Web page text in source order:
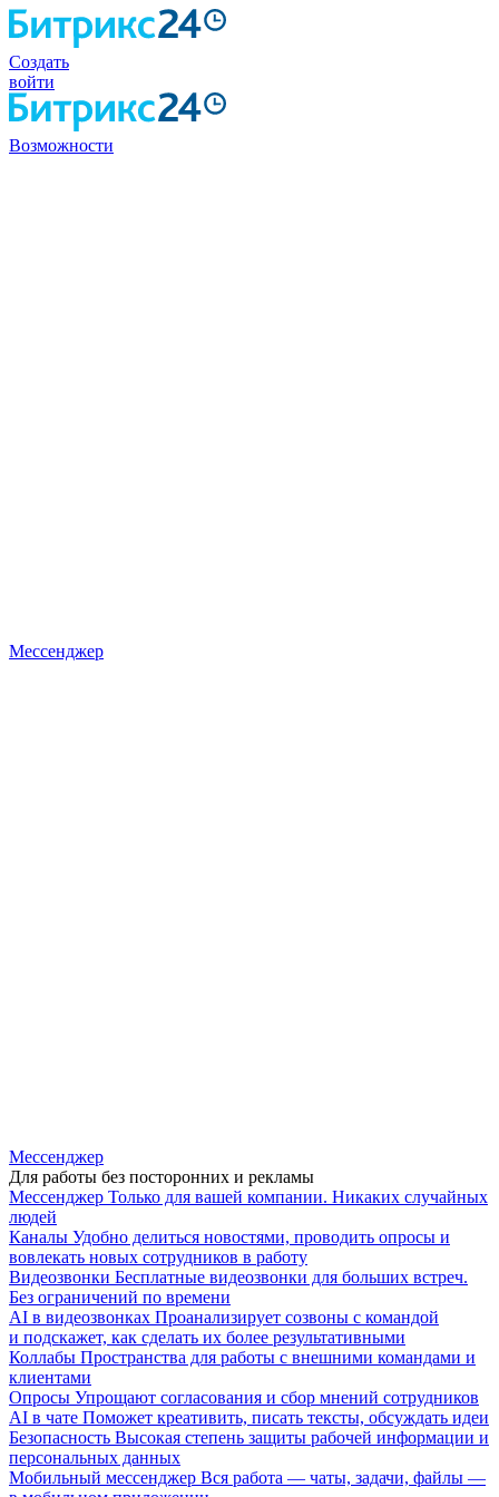
Создать
войти
Возможности
Мессенджер
Мессенджер
Для работы без посторонних и рекламы
Мессенджер Только для вашей компании. Никаких случайных
людей
Каналы Удобно делиться новостями, проводить опросы и
вовлекать новых сотрудников в работу
Видеозвонки Бесплатные видеозвонки для больших встреч.
Без ограничений по времени
AI в видеозвонках Проанализирует созвоны с командой
и подскажет, как сделать их более результативными
Коллабы Пространства для работы с внешними командами и
клиентами
Опросы Упрощают согласования и сбор мнений сотрудников
AI в чате Поможет креативить, писать тексты, обсуждать идеи
Безопасность Высокая степень защиты рабочей информации и
персональных данных
Мобильный мессенджер Вся работа — чаты, задачи, файлы —